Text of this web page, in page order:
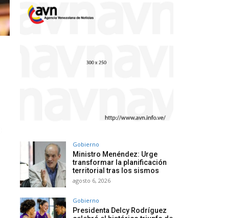
Gobierno
Ministro Menéndez: Urge
transformar la planificación
territorial tras los sismos
agosto 6, 2026
Gobierno
Presidenta Delcy Rodríguez